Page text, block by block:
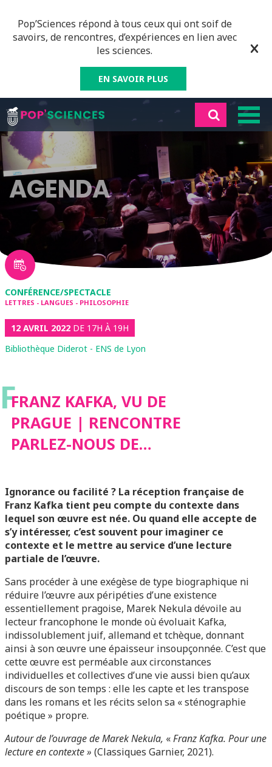
Pop’Sciences répond à tous ceux qui ont soif de
savoirs, de rencontres, d’expériences en lien avec
les sciences.
EN SAVOIR PLUS
AGENDA
CONFÉRENCE/SPECTACLE
LETTRES - LANGUES - PHILOSOPHIE
12 AVRIL 2022 DE 17H À 19H
Bibliothèque Diderot - ENS de Lyon
FFRANZ KAFKA, VU DE
PRAGUE | RENCONTRE
PARLEZ-NOUS DE…
Ignorance ou facilité ? La réception française de
Franz Kafka tient peu compte du contexte dans
lequel son œuvre est née. Ou quand elle accepte de
s’y intéresser, c’est souvent pour imaginer ce
contexte et le mettre au service d’une lecture
partiale de l’œuvre.
Sans procéder à une exégèse de type biographique ni
réduire l’œuvre aux péripéties d’une existence
essentiellement pragoise, Marek Nekula dévoile au
lecteur francophone le monde où évoluait Kafka,
indissolublement juif, allemand et tchèque, donnant
ainsi à son œuvre une épaisseur insoupçonnée. C’est que
cette œuvre est perméable aux circonstances
individuelles et collectives d’une vie aussi bien qu’aux
discours de son temps : elle les capte et les transpose
dans les romans et les récits selon sa « sténographie
poétique » propre.
Autour de l’ouvrage de Marek Nekula, «Franz Kafka. Pour une
lecture en contexte » (Classiques Garnier, 2021).